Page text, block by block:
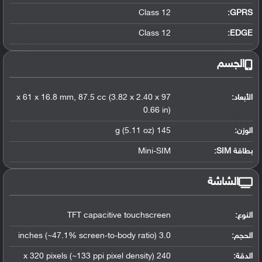
GPRS:
Class 12
EDGE:
Class 12
الجسم
الأبعاد:
97 x 61 x 16.8 mm, 87.5 cc (3.82 x 2.40 x
0.66 in)
الوزن: 145 g (5.11 oz)
بطاقة SIM: Mini-SIM
الشاشة
النوع: TFT capacitive touchscreen
الحجم: 3.0 inches (~47.1% screen-to-body ratio)
الدقة: 240 x 320 pixels (~133 ppi pixel density)